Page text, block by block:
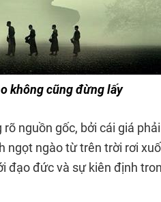
không cũng đừng lấy
nguồn gốc, bởi cái giá
ngọt ngào từ trên trời rơi
đạo đức và sự kiên định